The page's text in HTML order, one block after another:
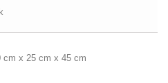
cm x 25 cm x 45 cm